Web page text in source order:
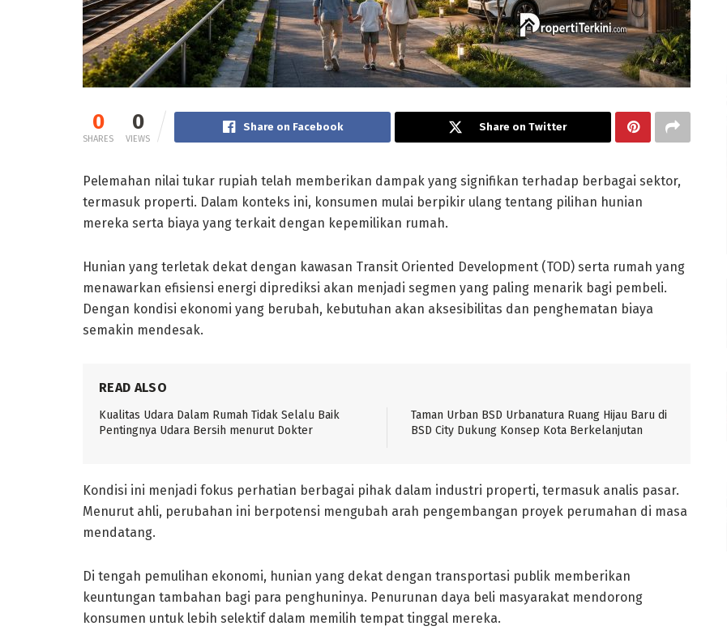
0
SHARES
0
VIEWS
Share on Facebook Share on Twitter
Pelemahan nilai tukar rupiah telah memberikan dampak yang signifikan terhadap berbagai sektor,
termasuk properti. Dalam konteks ini, konsumen mulai berpikir ulang tentang pilihan hunian
mereka serta biaya yang terkait dengan kepemilikan rumah.
Hunian yang terletak dekat dengan kawasan Transit Oriented Development (TOD) serta rumah yang
menawarkan efisiensi energi diprediksi akan menjadi segmen yang paling menarik bagi pembeli.
Dengan kondisi ekonomi yang berubah, kebutuhan akan aksesibilitas dan penghematan biaya
semakin mendesak.
READ ALSO
Kualitas Udara Dalam Rumah Tidak Selalu Baik
Pentingnya Udara Bersih menurut Dokter
Taman Urban BSD Urbanatura Ruang Hijau Baru di
BSD City Dukung Konsep Kota Berkelanjutan
Kondisi ini menjadi fokus perhatian berbagai pihak dalam industri properti, termasuk analis pasar.
Menurut ahli, perubahan ini berpotensi mengubah arah pengembangan proyek perumahan di masa
mendatang.
Di tengah pemulihan ekonomi, hunian yang dekat dengan transportasi publik memberikan
keuntungan tambahan bagi para penghuninya. Penurunan daya beli masyarakat mendorong
konsumen untuk lebih selektif dalam memilih tempat tinggal mereka.